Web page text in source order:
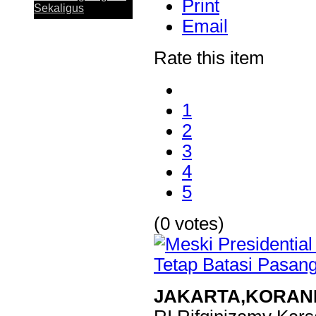
Sekaligus
Print
Email
Rate this item
1
2
3
4
5
(0 votes)